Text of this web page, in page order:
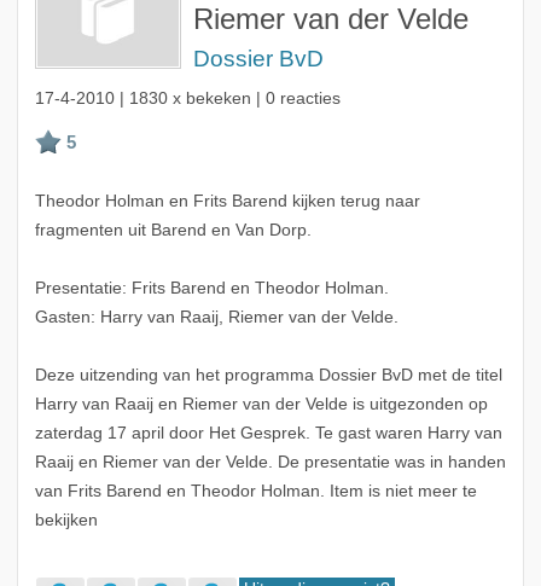
Riemer van der Velde
Dossier BvD
17-4-2010| 1830 x bekeken | 0 reacties
Theodor Holman en Frits Barend kijken terug naar
fragmenten uit Barend en Van Dorp.
Presentatie: Frits Barend en Theodor Holman.
Gasten: Harry van Raaij, Riemer van der Velde.
Deze uitzending van het programma Dossier BvD met de titel
Harry van Raaij en Riemer van der Velde is uitgezonden op
zaterdag 17 april door Het Gesprek. Te gast waren Harry van
Raaij en Riemer van der Velde. De presentatie was in handen
van Frits Barend en Theodor Holman. Item is niet meer te
bekijken